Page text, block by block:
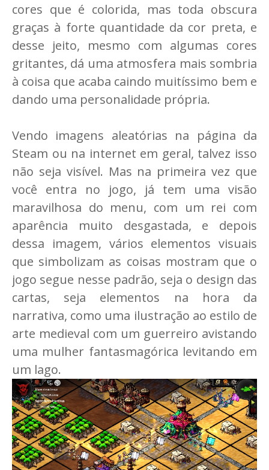
cores que é colorida, mas toda obscura
graças à forte quantidade da cor preta, e
desse jeito, mesmo com algumas cores
gritantes, dá uma atmosfera mais sombria
à coisa que acaba caindo muitíssimo bem e
dando uma personalidade própria.
Vendo imagens aleatórias na página da
Steam ou na internet em geral, talvez isso
não seja visível. Mas na primeira vez que
você entra no jogo, já tem uma visão
maravilhosa do menu, com um rei com
aparência muito desgastada, e depois
dessa imagem, vários elementos visuais
que simbolizam as coisas mostram que o
jogo segue nesse padrão, seja o design das
cartas, seja elementos na hora da
narrativa, como uma ilustração ao estilo de
arte medieval com um guerreiro avistando
uma mulher fantasmagórica levitando em
um lago.